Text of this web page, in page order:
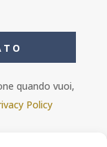
quando vuoi,
Policy